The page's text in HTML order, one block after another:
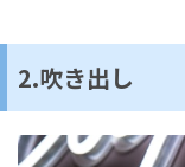
2.吹き出し